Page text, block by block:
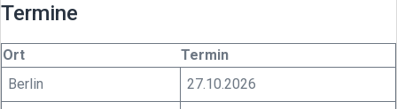
Termine
Ort
Termin
Berlin
27.10.2026